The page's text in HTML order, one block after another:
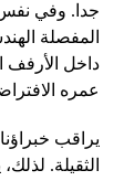
جدا. وفي نفس
المفصلة
داخل الأرفف
عمره
يراقب
الثقيلة.